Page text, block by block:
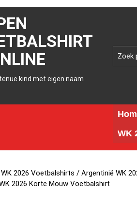
kind met eigen naam
WK
WK 2026 Voetbalshirts /Argentinië WK
2026 Korte Mouw Voetbalshirt